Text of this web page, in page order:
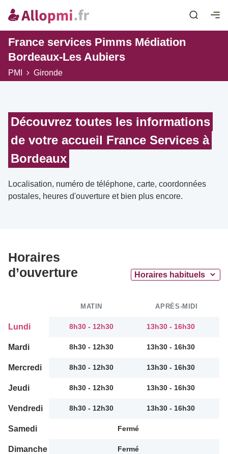
France services Pimms Médiation
Bordeaux-Les Aubiers
PMI Gironde
Découvrez toutes les informations
de votre accueil France Services à
Bordeaux
Localisation, numéro de téléphone, carte, coordonnées
postales, heures d'ouverture et bien plus encore.
Horaires
d’ouverture
MATIN APRÈS-MIDI
Lundi 8h30 - 12h30 13h30 - 16h30
Mardi 8h30 - 12h30 13h30 - 16h30
Mercredi 8h30 - 12h30 13h30 - 16h30
Jeudi 8h30 - 12h30 13h30 - 16h30
Vendredi 8h30 - 12h30 13h30 - 16h30
Samedi Fermé
Dimanche Fermé